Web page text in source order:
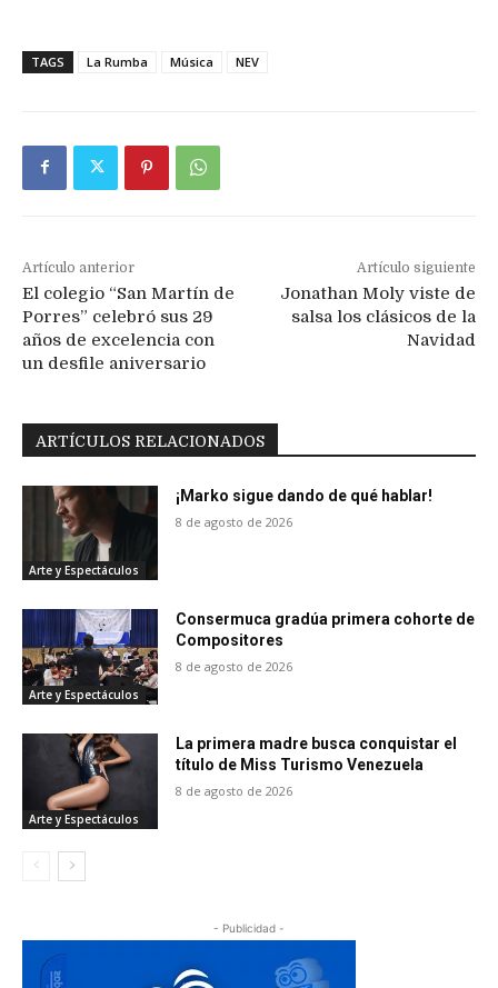
TAGS La Rumba Música NEV
Artículo anterior
El colegio “San Martín de
Porres” celebró sus 29
años de excelencia con
un desfile aniversario
Artículo siguiente
Jonathan Moly viste de
salsa los clásicos de la
Navidad
ARTÍCULOS RELACIONADOS
Arte y Espectáculos
¡Marko sigue dando de qué hablar!
8 de agosto de 2026
Arte y Espectáculos
Consermuca gradúa primera cohorte de
Compositores
8 de agosto de 2026
Arte y Espectáculos
La primera madre busca conquistar el
título de Miss Turismo Venezuela
8 de agosto de 2026
- Publicidad -